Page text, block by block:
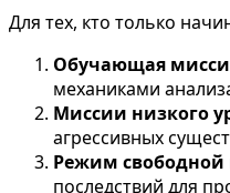
Для тех, кто только
Обучающая
механиками
Миссии низкого
агрессивных
Режим свободной
последствий для